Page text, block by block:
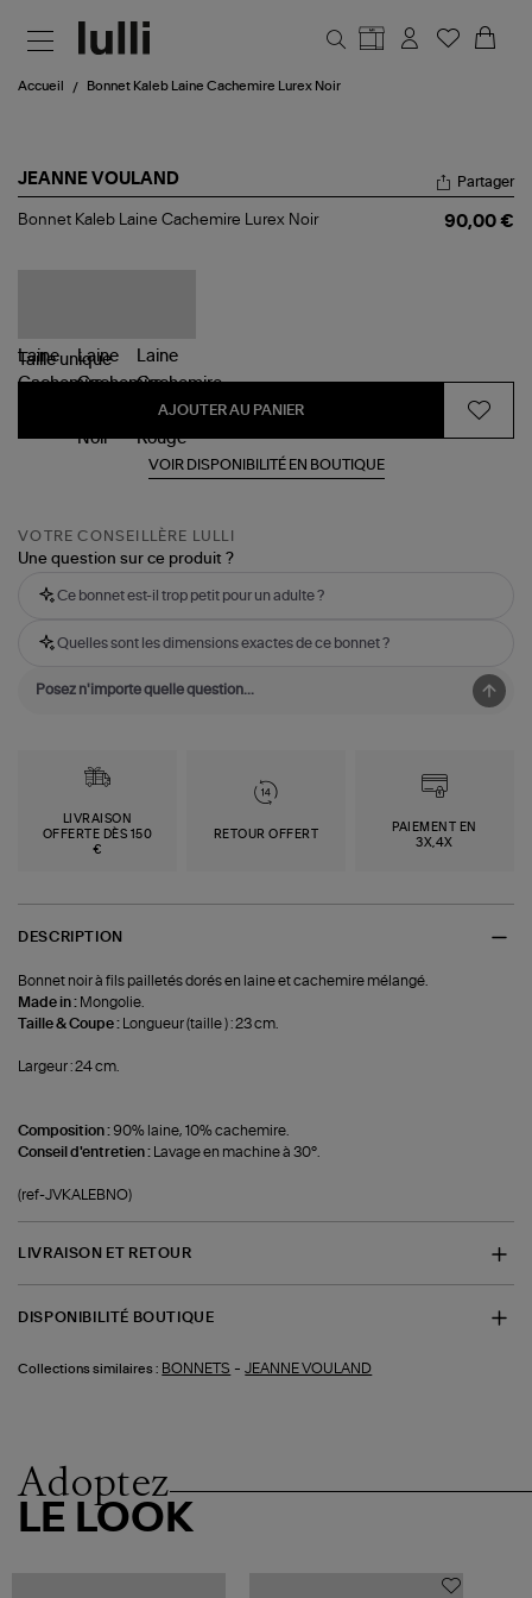
Accueil Bonnet Kaleb Laine Cachemire Lurex Noir
JEANNE VOULAND
Bonnet
Partager
Bonnet Kaleb Laine Cachemire Lurex Noir 90,00 €
Tailleunique
AJOUTER AU PANIER
VOIR DISPONIBILITÉ EN BOUTIQUE
VOTRE CONSEILLÈRE LULLI
Une question sur ce produit ?
Ce bonnet est-il trop petit pour un adulte ?
Quelles sont les dimensions exactes de ce bonnet ?
LIVRAISON
OFFERTE DÈS 150
€
RETOUR OFFERT
PAIEMENT EN
3X,4X
DESCRIPTION
Bonnet noir à fils pailletés dorés en laine et cachemire mélangé.
Made in : Mongolie.
Taille & Coupe :
Longueur (taille ) : 23 cm.
Largeur : 24 cm.
Composition : 90% laine, 10% cachemire.
Conseil d'entretien :
Lavage en machine à 30°.
(ref-JVKALEBNO)
LIVRAISON ET RETOUR
DISPONIBILITÉ BOUTIQUE
Collections similaires : BONNETS -JEANNE VOULAND
Adoptez
LE LOOK